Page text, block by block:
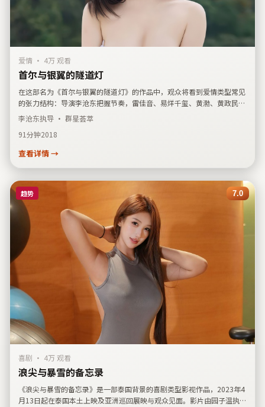
爱情 · 4万 观看
首尔与银翼的隧道灯
在这部名为《首尔与银翼的隧道灯》的作品中，观众将看到爱情类型常见
的张力结构：导演李沧东把握节奏，雷佳音、易烊千玺、黄渤、黄政民承
担情感支点。影片登记上映时间为2018年1月2日，发行关联中国台湾。
剧情简介强调偶然事件如何改写人际关系，可作为检索同类题材时的横向
参考。
李沧东执导 · 群星荟萃
91分钟2018
查看详情 →
趋势 7.0
喜剧 · 4万 观看
浪尖与暴雪的备忘录
《浪尖与暴雪的备忘录》是一部泰国背景的喜剧类型影视作品，2023年4
月13日起在泰国本土上映及亚洲巡回展映与观众见面。影片由园子温执